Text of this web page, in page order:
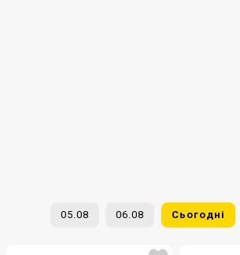
05.08 06.08 Сьогодні